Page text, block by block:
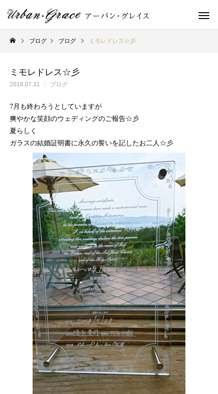
ブログ ブログ ミモレドレス☆彡
ミモレドレス☆彡
2018.07.31 ブログ
7月も終わろうとしていますが
爽やかな笑顔のウェディングのご報告☆彡
夏らしく
ガラスの結婚証明書に永久の誓いを記したお二人☆彡